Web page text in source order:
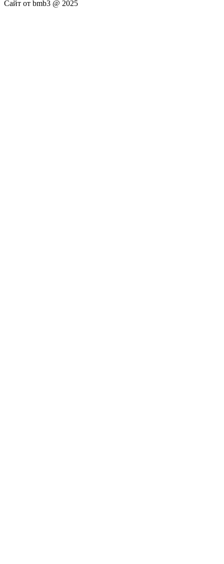
Сайт от bmb3 @ 2025